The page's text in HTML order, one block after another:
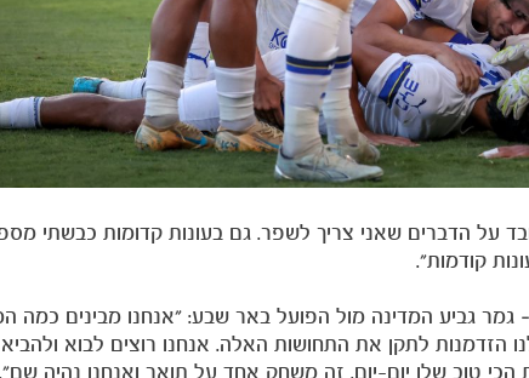
על הדברים שאני צריך לשפר. גם בעונות קדומות כבשתי
קודמות".
גביע המדינה מול הפועל באר שבע: "אנחנו מבינים כמה
לתקן את התחושות האלה. אנחנו רוצים לבוא
טוב שלו יום-יום. זה משחק אחד על תואר ואנחנו נהיה שם".